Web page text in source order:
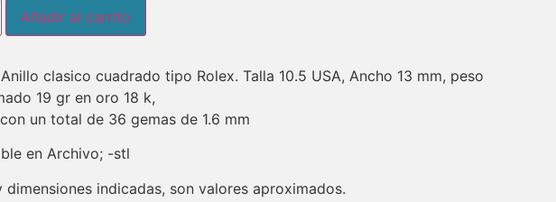
Añadir al carrito
clasico cuadrado tipo Rolex. Talla 10.5 USA, Ancho 13 mm, peso
19 gr en oro 18 k,
un total de 36 gemas de 1.6 mm
en Archivo; -stl
dimensiones indicadas, son valores aproximados.